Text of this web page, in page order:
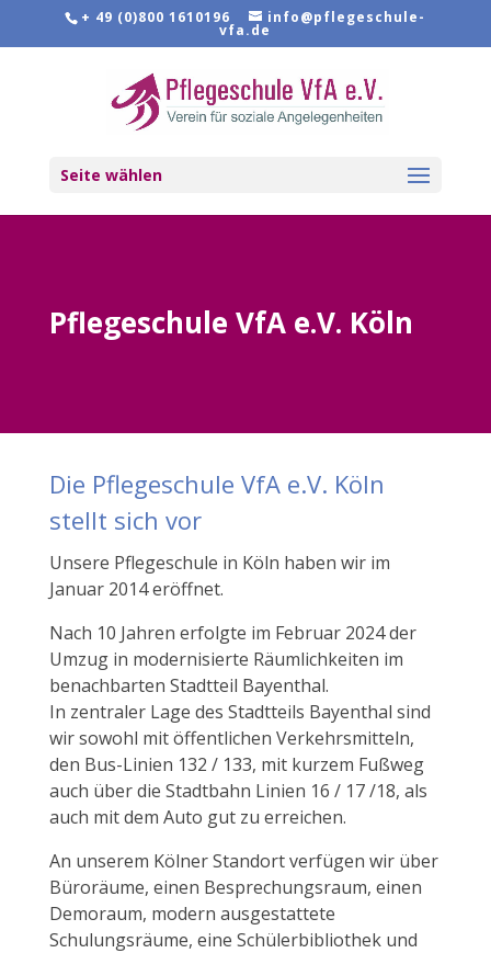
+ 49 (0)800 1610196 info@pflegeschule-
vfa.de
Seite wählen
Pflegeschule VfA e.V. Köln
Die Pflegeschule VfA e.V. Köln
stellt sich vor
Unsere Pflegeschule in Köln haben wir im
Januar 2014 eröffnet.
Nach 10 Jahren erfolgte im Februar 2024 der
Umzug in modernisierte Räumlichkeiten im
benachbarten Stadtteil Bayenthal.
In zentraler Lage des Stadtteils Bayenthal sind
wir sowohl mit öffentlichen Verkehrsmitteln,
den Bus-Linien 132 / 133, mit kurzem Fußweg
auch über die Stadtbahn Linien 16 / 17 /18, als
auch mit dem Auto gut zu erreichen.
An unserem Kölner Standort verfügen wir über
Büroräume, einen Besprechungsraum, einen
Demoraum, modern ausgestattete
Schulungsräume, eine Schülerbibliothek und